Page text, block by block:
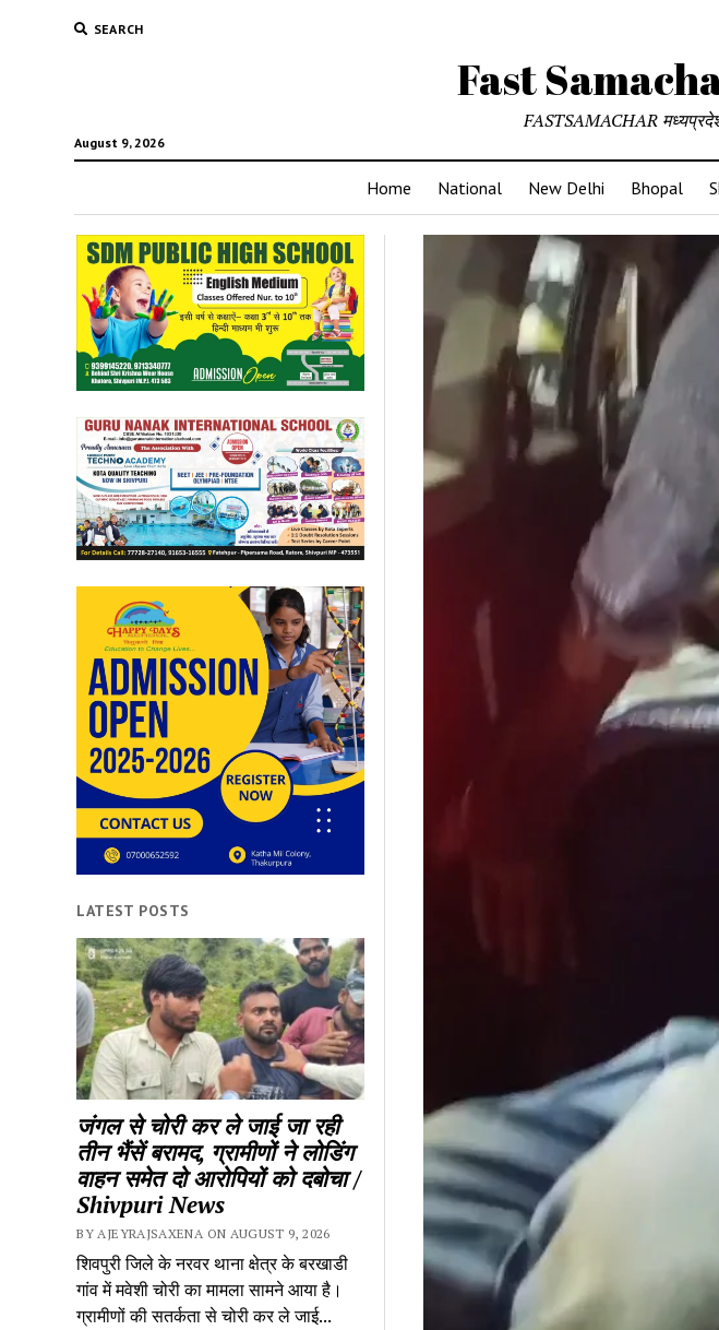
SEARCH
Fast
August 9, 2026
FASTSAMACHAR
Home National New Delhi Bhopal
LATEST POSTS
जंगल से चोरी कर ले जाई जा रही
तीन भैंसें बरामद, ग्रामीणों ने लोडिंग
वाहन समेत दो आरोपियों को दबोचा /
Shivpuri News
BY AJEYRAJSAXENA ON AUGUST 9, 2026
शिवपुरी जिले के नरवर थाना क्षेत्र के बरखाडी
गांव में मवेशी चोरी का मामला सामने आया है।
ग्रामीणों की सतर्कता से चोरी कर ले जाई...